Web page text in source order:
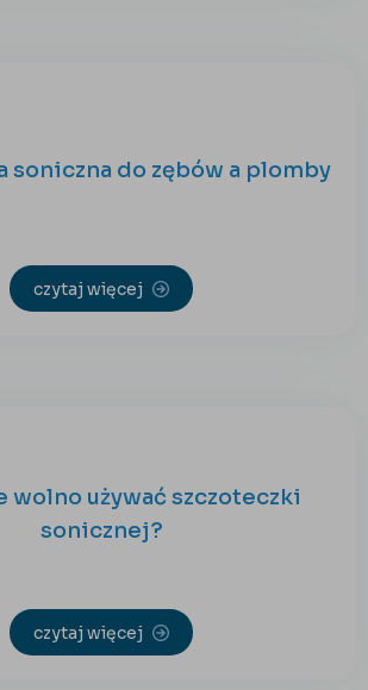
soniczna do zębów a plomby
czytaj więcej
wolno używać szczoteczki
sonicznej?
czytaj więcej